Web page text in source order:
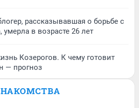
рассказывавшая о борьбе с
в возрасте 26 лет
Козерогов. К чему готовит
— прогноз